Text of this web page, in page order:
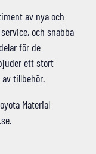
av nya och
och snabba
för de
ett stort
tillbehör.
Material